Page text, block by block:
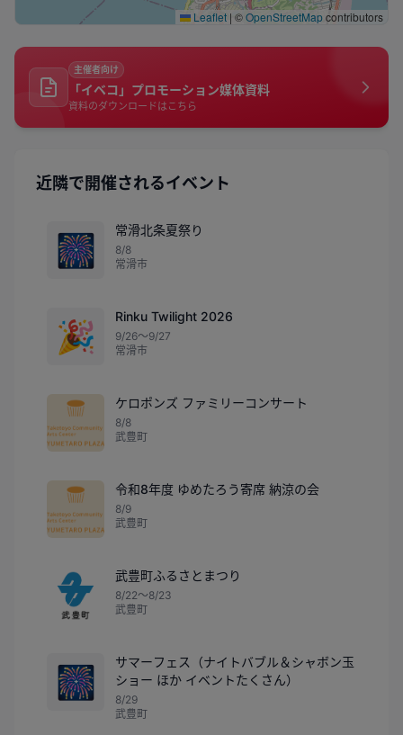
Leaflet | ©OpenStreetMapcontributors
主催者向け
「イベコ」プロモーション媒体資料
資料のダウンロードはこちら
近隣で開催されるイベント
🎆
常滑北条夏祭り
8/8
常滑市
🎉
Rinku Twilight 2026
9/26〜9/27
常滑市
ケロポンズ ファミリーコンサート
8/8
武豊町
令和8年度 ゆめたろう寄席 納涼の会
8/9
武豊町
武豊町ふるさとまつり
8/22〜8/23
武豊町
🎆
サマーフェス（ナイトバブル＆シャボン玉
ショー ほか イベントたくさん）
8/29
武豊町